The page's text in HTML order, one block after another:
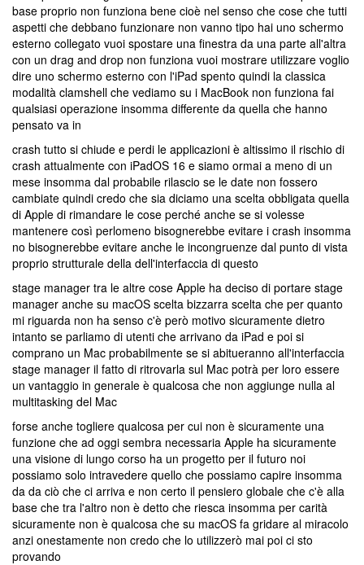
base proprio non funziona bene cioè nel senso che cose che tutti
aspetti che debbano funzionare non vanno tipo hai uno schermo
esterno collegato vuoi spostare una finestra da una parte all'altra
con un drag and drop non funziona vuoi mostrare utilizzare voglio
dire uno schermo esterno con l'iPad spento quindi la classica
modalità clamshell che vediamo su i MacBook non funziona fai
qualsiasi operazione insomma differente da quella che hanno
pensato va in
crash tutto si chiude e perdi le applicazioni è altissimo il rischio di
crash attualmente con iPadOS 16 e siamo ormai a meno di un
mese insomma dal probabile rilascio se le date non fossero
cambiate quindi credo che sia diciamo una scelta obbligata quella
di Apple di rimandare le cose perché anche se si volesse
mantenere così perlomeno bisognerebbe evitare i crash insomma
no bisognerebbe evitare anche le incongruenze dal punto di vista
proprio strutturale della dell'interfaccia di questo
stage manager tra le altre cose Apple ha deciso di portare stage
manager anche su macOS scelta bizzarra scelta che per quanto
mi riguarda non ha senso c'è però motivo sicuramente dietro
intanto se parliamo di utenti che arrivano da iPad e poi si
comprano un Mac probabilmente se si abitueranno all'interfaccia
stage manager il fatto di ritrovarla sul Mac potrà per loro essere
un vantaggio in generale è qualcosa che non aggiunge nulla al
multitasking del Mac
forse anche togliere qualcosa per cui non è sicuramente una
funzione che ad oggi sembra necessaria Apple ha sicuramente
una visione di lungo corso ha un progetto per il futuro noi
possiamo solo intravedere quello che possiamo capire insomma
da da ciò che ci arriva e non certo il pensiero globale che c'è alla
base che tra l'altro non è detto che riesca insomma per carità
sicuramente non è qualcosa che su macOS fa gridare al miracolo
anzi onestamente non credo che lo utilizzerò mai poi ci sto
provando